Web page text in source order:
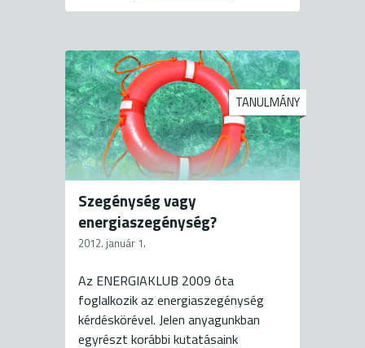
TANULMÁNY
Szegénység vagy
energiaszegénység?
2012. január 1.
Az ENERGIAKLUB 2009 óta
foglalkozik az energiaszegénység
kérdéskörével. Jelen anyagunkban
egyrészt korábbi kutatásaink